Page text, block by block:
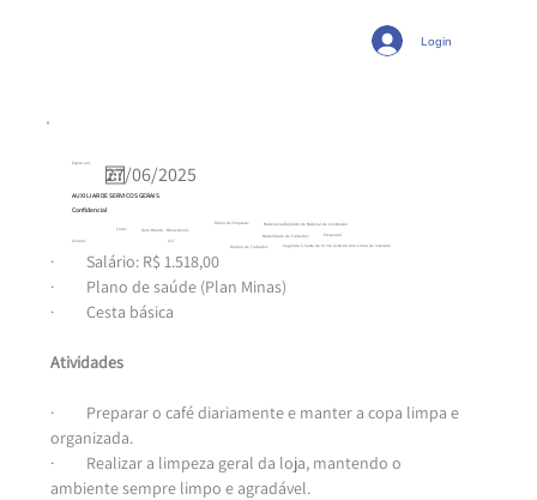
Login
·         Salário: R$ 1.518,00
·         Plano de saúde (Plan Minas)
·         Cesta básica
Atividades
·         Preparar o café diariamente e manter a copa limpa e
organizada.
·         Realizar a limpeza geral da loja, mantendo o
ambiente sempre limpo e agradável.
Segunda à Sexta de 07:00 às 16:00 com 1 hora de intervalo
Horário de Trabalho:
CLT
Vínculo:
Presencial
Modalidade de Trabalho:
Madeireira/Depósito de Material de Construção
Ramo da Empresa:
Confidencial
AUXILIAR DE SERVIÇOS GERAIS
Expira em:
Ouro Branco - Minas Gerais
Local: